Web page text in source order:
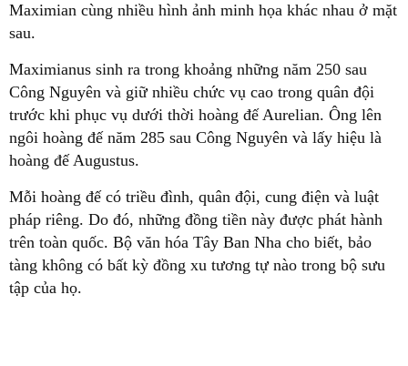
Maximian cùng nhiều hình ảnh minh họa khác nhau ở mặt
sau.
Maximianus sinh ra trong khoảng những năm 250 sau
Công Nguyên và giữ nhiều chức vụ cao trong quân đội
trước khi phục vụ dưới thời hoàng đế Aurelian. Ông lên
ngôi hoàng đế năm 285 sau Công Nguyên và lấy hiệu là
hoàng đế Augustus.
Mỗi hoàng đế có triều đình, quân đội, cung điện và luật
pháp riêng. Do đó, những đồng tiền này được phát hành
trên toàn quốc. Bộ văn hóa Tây Ban Nha cho biết, bảo
tàng không có bất kỳ đồng xu tương tự nào trong bộ sưu
tập của họ.